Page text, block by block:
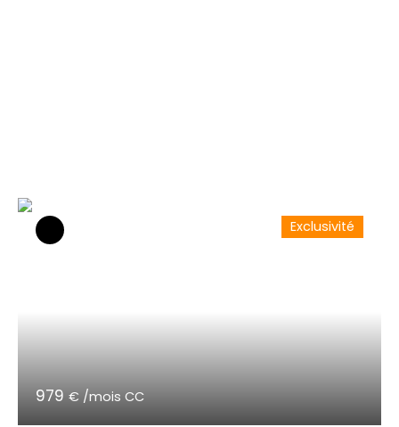
979 € /mois CC
Exclusivité